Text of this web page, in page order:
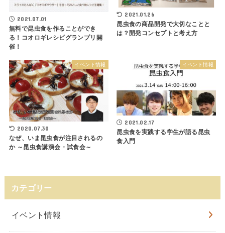
2021.07.01
無料で昆虫食を作ることができ
る！コオロギレシピグランプリ開
催！
2021.01.26
昆虫食の商品開発で大切なことと
は？開発コンセプトと考え方
イベント情報
2020.07.30
なぜ、いま昆虫食が注目されるの
か ～昆虫食講演会・試食会～
イベント情報
2021.02.17
昆虫食を実践する学生が語る昆虫
食入門
カテゴリー
イベント情報